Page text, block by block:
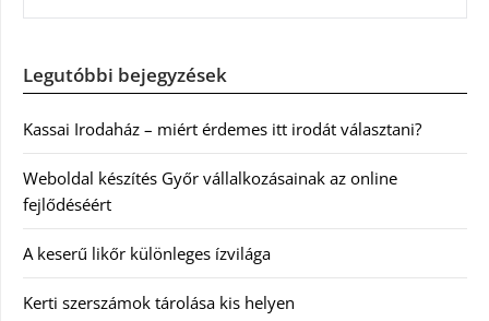
Legutóbbi bejegyzések
Kassai Irodaház – miért érdemes itt irodát választani?
Weboldal készítés Győr vállalkozásainak az online
fejlődéséért
A keserű likőr különleges ízvilága
Kerti szerszámok tárolása kis helyen